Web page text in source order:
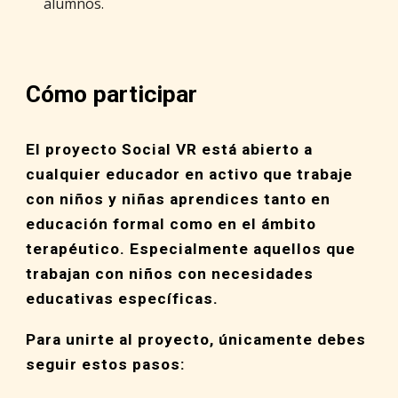
Cómo participar
El proyecto Social VR está abierto a
cualquier educador en activo que trabaje
con niños y niñas aprendices tanto en
educación formal como en el ámbito
terapéutico. Especialmente aquellos que
trabajan con niños con necesidades
educativas específicas.
Para unirte al proyecto, únicamente debes
seguir estos pasos: